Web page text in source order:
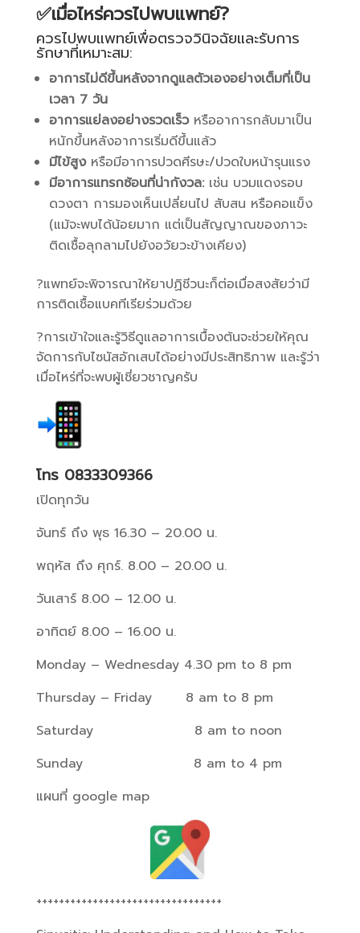
✅เมื่อไหร่ควรไปพบแพทย์?
ควรไปพบแพทย์เพื่อตรวจวินิจฉัยและรับการ
รักษาที่เหมาะสม:
อาการไม่ดีขึ้นหลังจากดูแลตัวเองอย่างเต็มที่เป็น
เวลา 7 วัน
อาการแย่ลงอย่างรวดเร็วหรืออาการกลับมาเป็น
หนักขึ้นหลังอาการเริ่มดีขึ้นแล้ว
มีไข้สูงหรือมีอาการปวดศีรษะ/ปวดใบหน้ารุนแรง
มีอาการแทรกซ้อนที่น่ากังวล:เช่น บวมแดงรอบ
ดวงตา การมองเห็นเปลี่ยนไป สับสน หรือคอแข็ง
(แม้จะพบได้น้อยมาก แต่เป็นสัญญาณของภาวะ
ติดเชื้อลุกลามไปยังอวัยวะข้างเคียง)
?แพทย์จะพิจารณาให้ยาปฏิชีวนะก็ต่อเมื่อสงสัยว่ามี
การติดเชื้อแบคทีเรียร่วมด้วย
?การเข้าใจและรู้วิธีดูแลอาการเบื้องต้นจะช่วยให้คุณ
จัดการกับไซนัสอักเสบได้อย่างมีประสิทธิภาพ และรู้ว่า
เมื่อไหร่ที่จะพบผู้เชี่ยวชาญครับ
โทร 0833309366
เปิดทุกวัน
จันทร์ ถึง พุธ 16.30 – 20.00 น.
พฤหัส ถึง ศุกร์. 8.00 – 20.00 น.
วันเสาร์ 8.00 – 12.00 น.
อาทิตย์ 8.00 – 16.00 น.
Monday – Wednesday 4.30 pm to 8 pm
Thursday – Friday
8 am to 8 pm
Saturday
8 am to noon
Sunday
8 am to 4 pm
แผนที่ google map
+++++++++++++++++++++++++++++++++